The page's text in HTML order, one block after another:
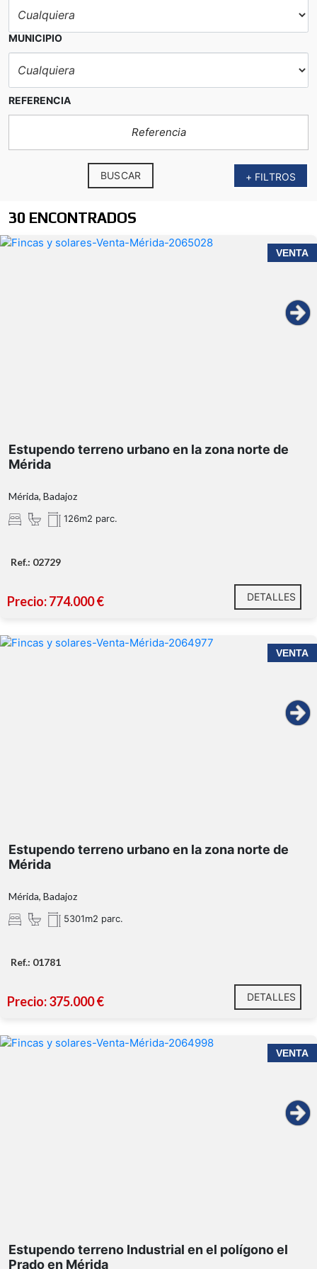
MUNICIPIO
REFERENCIA
+ FILTROS
BUSCAR
30 ENCONTRADOS
VENTA
Estupendo terreno urbano en la zona norte de
Mérida
Mérida, Badajoz
126m2 parc.
Ref.: 02729
Precio: 774.000 € DETALLES
VENTA
Estupendo terreno urbano en la zona norte de
Mérida
Mérida, Badajoz
5301m2 parc.
Ref.: 01781
Precio: 375.000 € DETALLES
VENTA
Estupendo terreno Industrial en el polígono el
Prado en Mérida